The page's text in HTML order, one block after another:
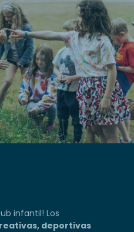
infantil! Los
deportivas